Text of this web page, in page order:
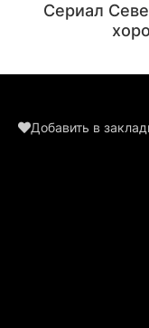
Сериал
Добавить в